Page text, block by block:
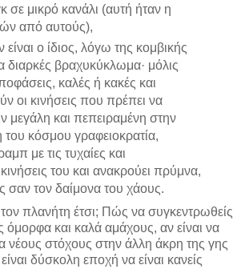
σε μικρό κανάλι (αυτή ήταν η
από αυτούς),
είναι ο ίδιος, λόγω της κομβικής
διαρκές βραχυκύκλωμα· μόλις
καλές ή κακές και
οι κινήσεις που πρέπει να
μεγάλη και πεπειραμένη στην
του κόσμου γραφειοκρατία,
με τις τυχαίες και
του και ανακρούει πρύμνα,
σαν τον δαίμονα του χάους.
πλανήτη έτσι; Πώς να συγκεντρωθείς
όμορφα και καλά αμάχους, αν είναι να
νέους στόχους στην άλλη άκρη της γης
δύσκολη εποχή να είναι κανείς